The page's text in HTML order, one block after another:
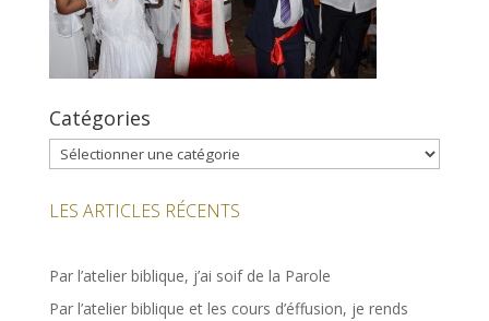
Catégories
Catégories
LES ARTICLES RÉCENTS
Par l’atelier biblique, j’ai soif de la Parole
Par l’atelier biblique et les cours d’éffusion, je rends